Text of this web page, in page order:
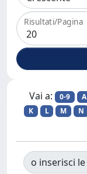
Risultati/Pagina
Vai a: 0-9 A
K
L M N
o inserisci